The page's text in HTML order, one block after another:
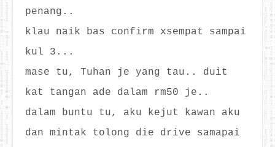
penang..
klau naik bas confirm xsempat sampai
kul 3...
mase tu, Tuhan je yang tau.. duit
kat tangan ade dalam rm50 je..
dalam buntu tu, aku kejut kawan aku
dan mintak tolong die drive samapai